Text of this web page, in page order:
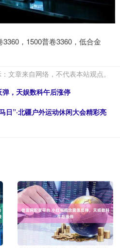
，1500普卷3360，低合金
文章来自网络，不代表本站观点。
，天娱数科午后涨停
日”·北疆户外运动休闲大会精彩亮